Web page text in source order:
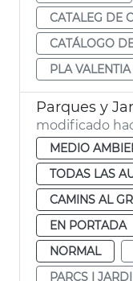
CATALEG DE
CATÁLOGO
PLA VALENTIA
modificado
MEDIO
TODAS LAS
CAMINS AL
EN PORTADA
NORMAL
PARCS I